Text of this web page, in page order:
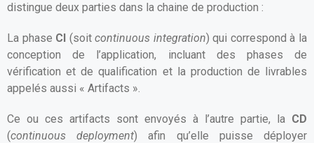
distingue deux parties dans la chaine de production :
La phase CI (soitcontinuous integration) qui correspond à la
conception de l’application, incluant des phases de
vérification et de qualification et la production de livrables
appelés aussi « Artifacts ».
Ce ou ces artifacts sont envoyés à l’autre partie, la CD
(continuous deployment) afin qu’elle puisse déployer